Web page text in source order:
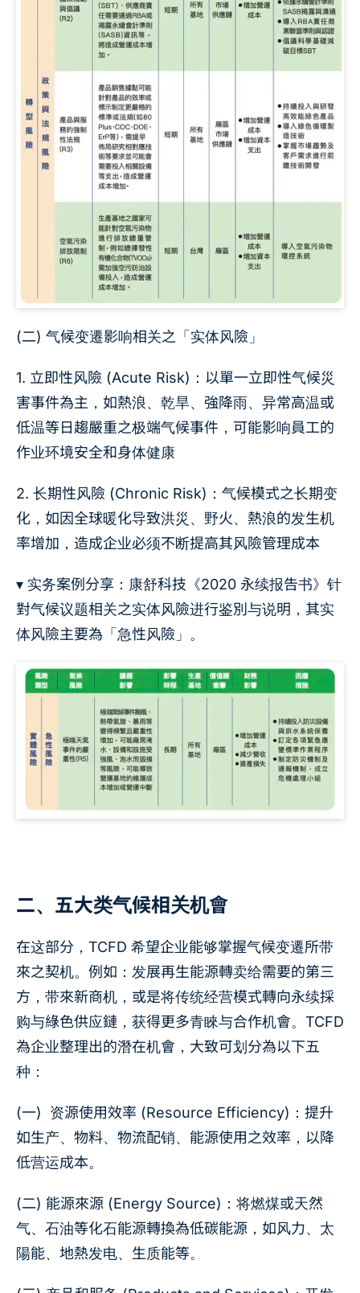
(二) 气候变遷影响相关之「实体风險」
1. 立即性风險 (Acute Risk)：以單一立即性气候災
害事件為主，如熱浪、乾旱、強降雨、异常高温或
低温等日趨嚴重之极端气候事件，可能影响員工的
作业环境安全和身体健康
2. 长期性风險 (Chronic Risk)：气候模式之长期变
化，如因全球暖化导致洪災、野火、熱浪的发生机
率增加，造成企业必须不断提高其风險管理成本
▾ 实务案例分享：康舒科技《2020 永续报告书》针
對气候议题相关之实体风險进行鉴別与说明，其实
体风險主要為「急性风險」。
二、五大类气候相关机會
在这部分，TCFD 希望企业能够掌握气候变遷所带
來之契机。例如：发展再生能源轉卖给需要的第三
方，带來新商机，或是将传统经营模式轉向永续採
购与綠色供应鏈，获得更多青睞与合作机會。TCFD
為企业整理出的潛在机會，大致可划分為以下五
种：
(一) 资源使用效率 (Resource Efficiency)：提升
如生产、物料、物流配销、能源使用之效率，以降
低营运成本。
(二) 能源來源 (Energy Source)：将燃煤或天然
气、石油等化石能源轉換為低碳能源，如风力、太
陽能、地熱发电、生质能等。